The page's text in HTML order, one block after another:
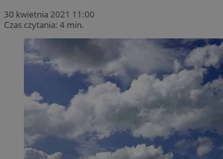
30 kwietnia 2021 11:00
Czas czytania: 4 min.